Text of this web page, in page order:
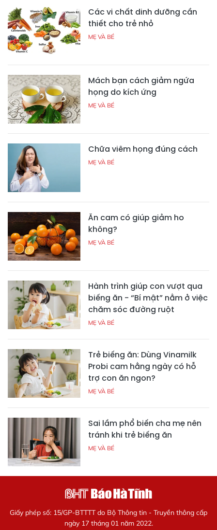
Các vi chất dinh dưỡng cần
thiết cho trẻ nhỏ
MẸ VÀ BÉ
Mách bạn cách giảm ngứa
họng do kích ứng
MẸ VÀ BÉ
Chữa viêm họng đúng cách
MẸ VÀ BÉ
Ăn cam có giúp giảm ho
không?
MẸ VÀ BÉ
Hành trình giúp con vượt qua
biếng ăn - “Bí mật” nằm ở việc
chăm sóc đường ruột
MẸ VÀ BÉ
Trẻ biếng ăn: Dùng Vinamilk
Probi cam hằng ngày có hỗ
trợ con ăn ngon?
MẸ VÀ BÉ
Sai lầm phổ biến cha mẹ nên
tránh khi trẻ biếng ăn
MẸ VÀ BÉ
Giấy phép số: 15/GP-BTTTT do Bộ Thông tin - Truyền thông cấp
ngày 17 tháng 01 năm 2022.